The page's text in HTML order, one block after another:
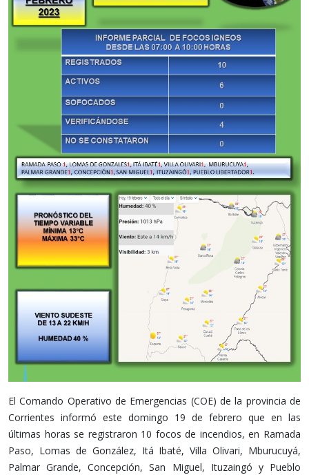
El Comando Operativo de Emergencias (COE) de la provincia de
Corrientes informó este domingo 19 de febrero que en las
últimas horas se registraron 10 focos de incendios, en Ramada
Paso, Lomas de González, Itá Ibaté, Villa Olivari, Mburucuyá,
Palmar Grande, Concepción, San Miguel, Ituzaingó y Pueblo